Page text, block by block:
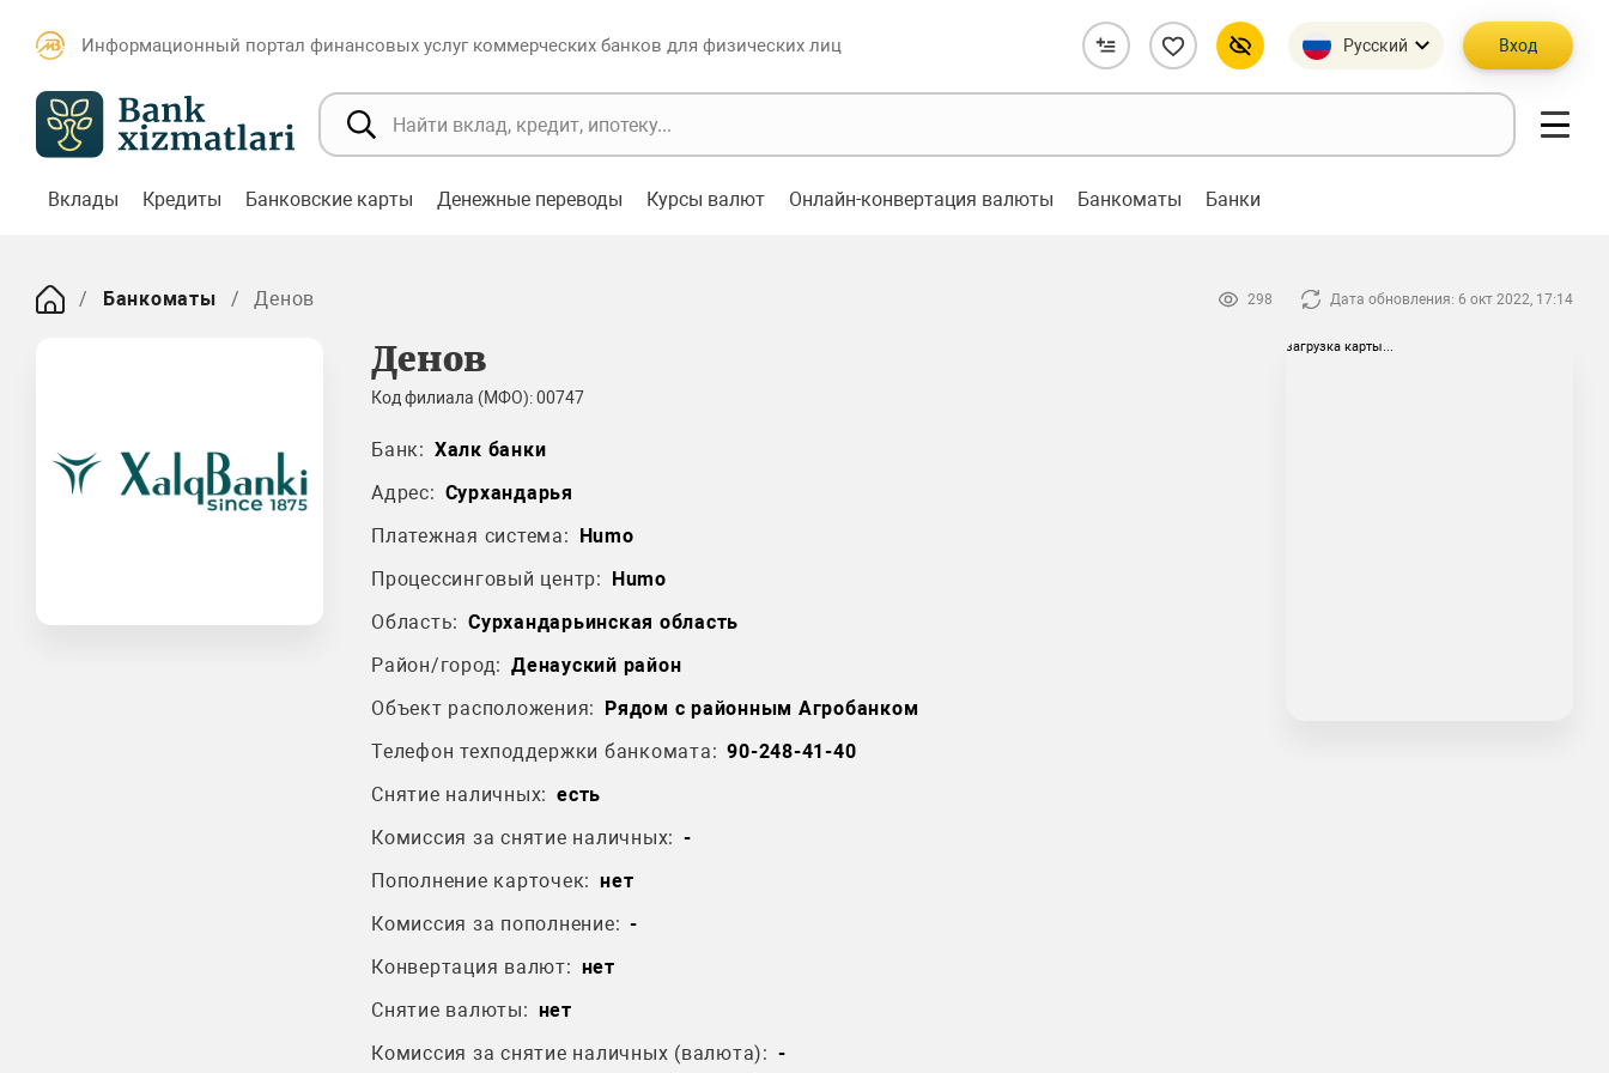
Информационный портал финансовых услуг коммерческих банков для физических лиц Русский Вход
Вклады Кредиты Банковские карты Денежные переводы Курсы валют Онлайн-конвертация валюты Банкоматы Банки
Банкоматы Денов 298 Дата обновления: 6 окт 2022, 17:14
Денов
Код филиала (МФО): 00747
Банк: Халк банки
Адрес: Сурхандарья
Платежная система: Humo
Процессинговый центр: Humo
Область: Сурхандарьинская область
Район/город: Денауский район
Объект расположения: Рядом с районным Агробанком
Телефон техподдержки банкомата: 90-248-41-40
Снятие наличных: есть
Комиссия за снятие наличных: -
Пополнение карточек: нет
Комиссия за пополнение: -
Конвертация валют: нет
Снятие валюты: нет
Комиссия за снятие наличных (валюта): -
загрузка карты...